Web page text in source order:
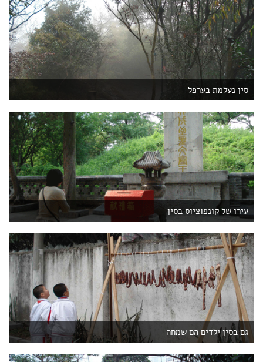
סין נעלמת בערפל
עירו של קונפוציוס בסין
גם בסין ילדים הם שמחה